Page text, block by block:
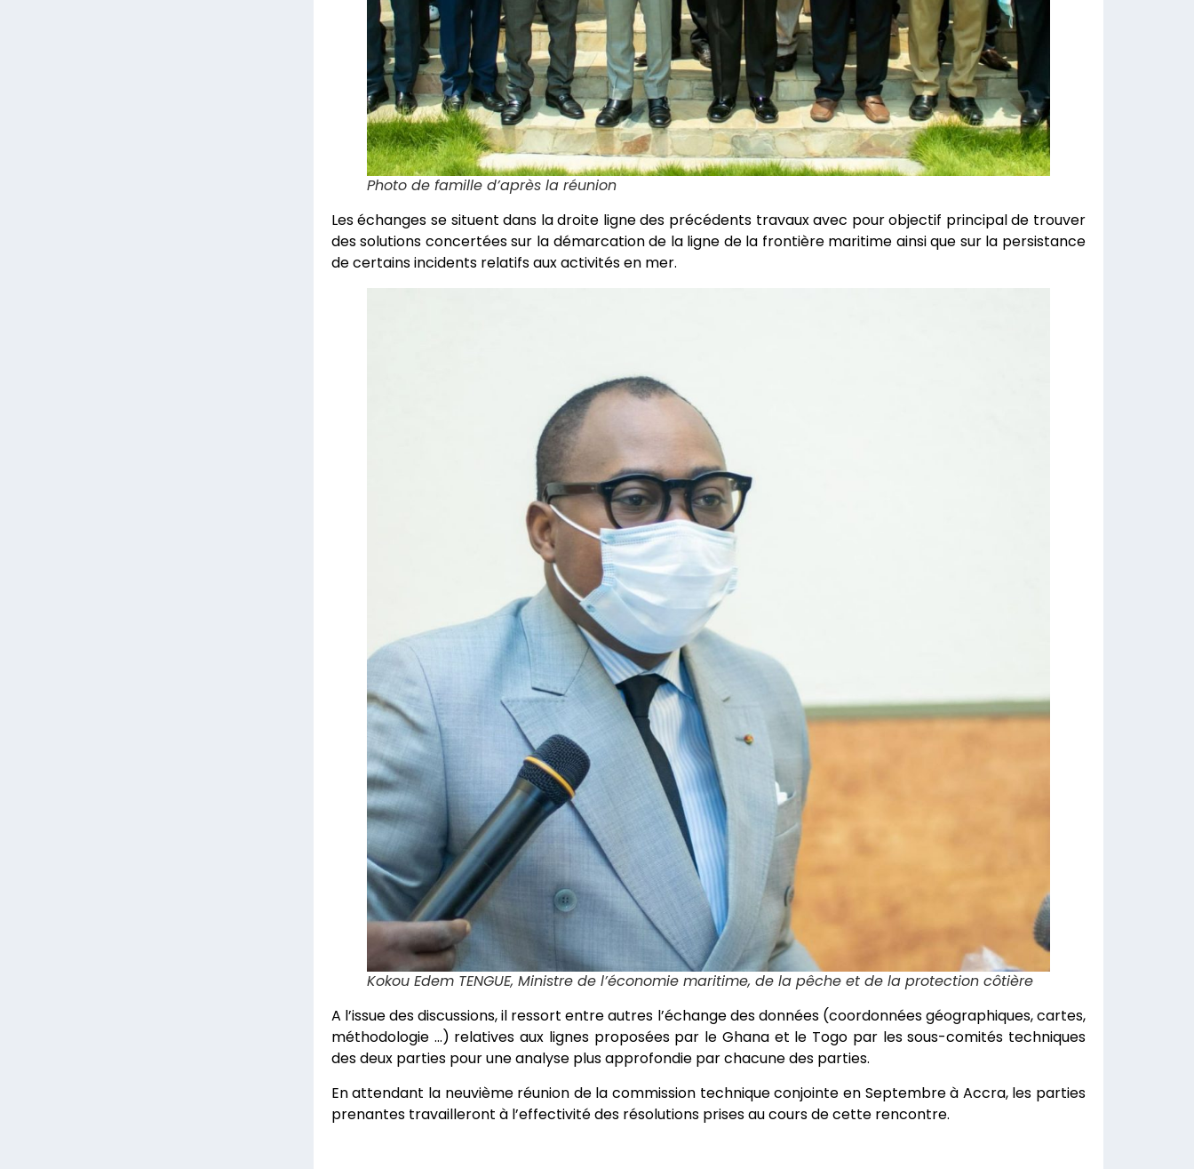
Photo de famille d’après la réunion
Les échanges se situent dans la droite ligne des précédents travaux avec pour objectif principal de trouver
des solutions concertées sur la démarcation de la ligne de la frontière maritime ainsi que sur la persistance
de certains incidents relatifs aux activités en mer.
Kokou Edem TENGUE, Ministre de l’économie maritime, de la pêche et de la protection côtière
A l’issue des discussions, il ressort entre autres l’échange des données (coordonnées géographiques, cartes,
méthodologie …) relatives aux lignes proposées par le Ghana et le Togo par les sous-comités techniques
des deux parties pour une analyse plus approfondie par chacune des parties.
En attendant la neuvième réunion de la commission technique conjointe en Septembre à Accra, les parties
prenantes travailleront à l’effectivité des résolutions prises au cours de cette rencontre.